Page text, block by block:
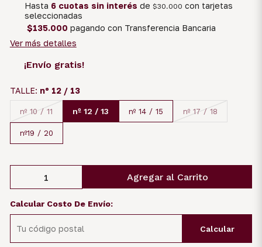
Hasta 6 cuotas sin interés de $30.000 con tarjetas
seleccionadas
$135.000 pagando con Transferencia Bancaria
Ver más detalles
¡Envío gratis!
TALLE: nº 12 / 13
nº 10 / 11 nº 12 / 13 nº 14 / 15 nº 17 / 18
nº19 / 20
Agregar al Carrito
Calcular Costo De Envío:
Calcular